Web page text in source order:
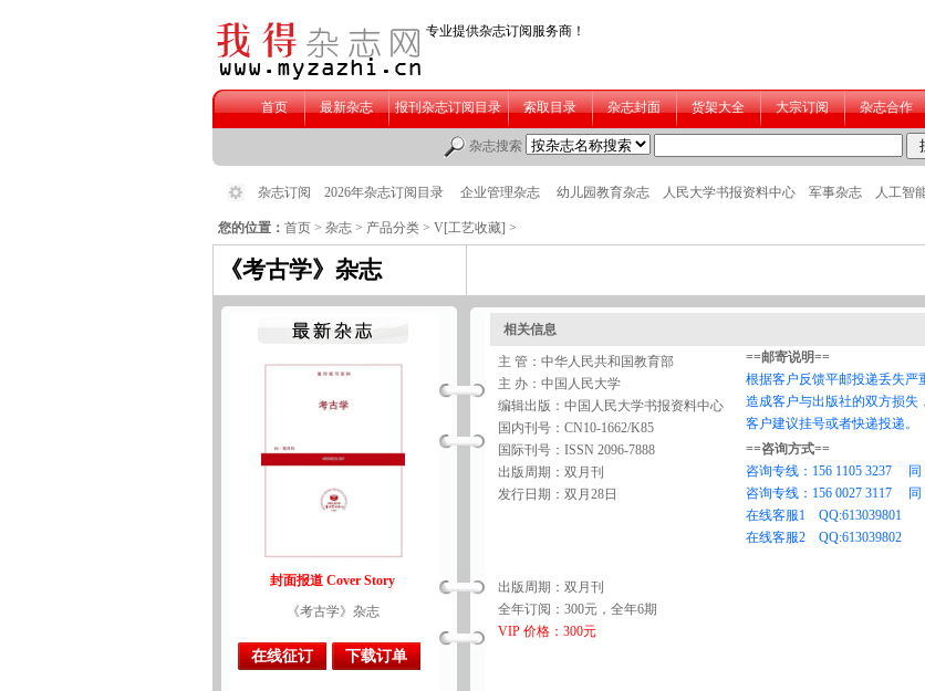
您的位置： 首页 > 杂志 > 产品分类 > V[工艺收藏] >
《考古学》杂志
封面报道 Cover Story
《考古学》杂志
在线征订 下载订单
相关信息
主 管：中华人民共和国教育部
主 办：中国人民大学
编辑出版：中国人民大学书报资料中心
国内刊号：CN10-1662/K85
国际刊号：ISSN 2096-7888
出版周期：双月刊
发行日期：双月28日
出版周期：双月刊
全年订阅：300元，全年6期
VIP 价格：300元